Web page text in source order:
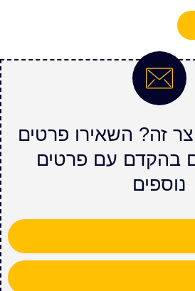
זה? השאירו פרטים
בהקדם עם פרטים
נוספים